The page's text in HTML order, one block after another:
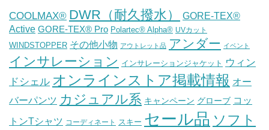
COOLMAX® DWR（耐久撥水）
GORE-TEX®
Active GORE-TEX® Pro Polartec® Alpha® UVカット
WINDSTOPPER その他小物 アウトレット品 アンダー イベント
インサレーション インサレーションジャケット ウィン
ドシェル オンラインストア掲載情報 オー
バーパンツ カジュアル系 キャンペーン グローブ コッ
トンTシャツ コーディネート スキー セール品 ソフト